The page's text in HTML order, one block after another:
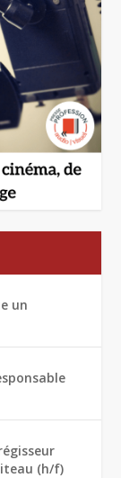
un
(h/f)